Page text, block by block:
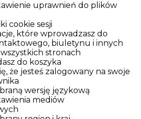
uprawnień do plików
cookie sesji
które wprowadzasz do
biuletynu i innych
stronach
do koszyka
że jesteś zalogowany na swoje
wersję językową
mediów